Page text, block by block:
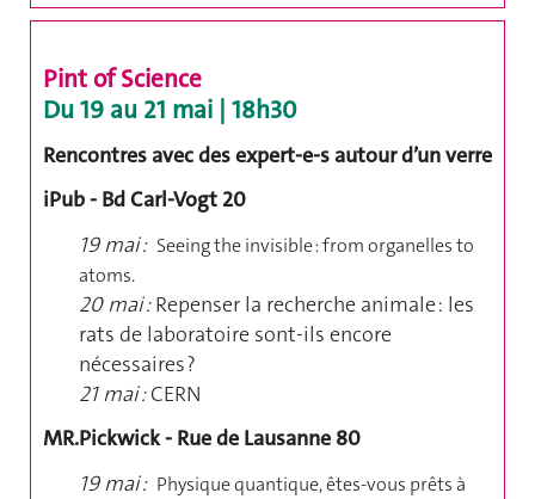
Pint of Science
Du 19 au 21 mai | 18h30
Rencontres avec des expert-e-s autour d’un verre
iPub - Bd Carl-Vogt 20
19 mai : Seeing the invisible : from organelles to
atoms.
20 mai :Repenser la recherche animale : les
rats de laboratoire sont-ils encore
nécessaires ?
21 mai :CERN
MR.Pickwick - Rue de Lausanne 80
19 mai : Physique quantique, êtes-vous prêts à